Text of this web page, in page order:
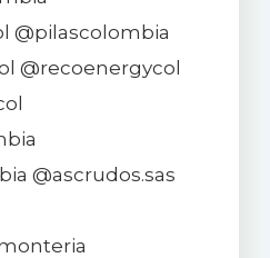
@pilascolombia
@recoenergycol
@ascrudos.sas